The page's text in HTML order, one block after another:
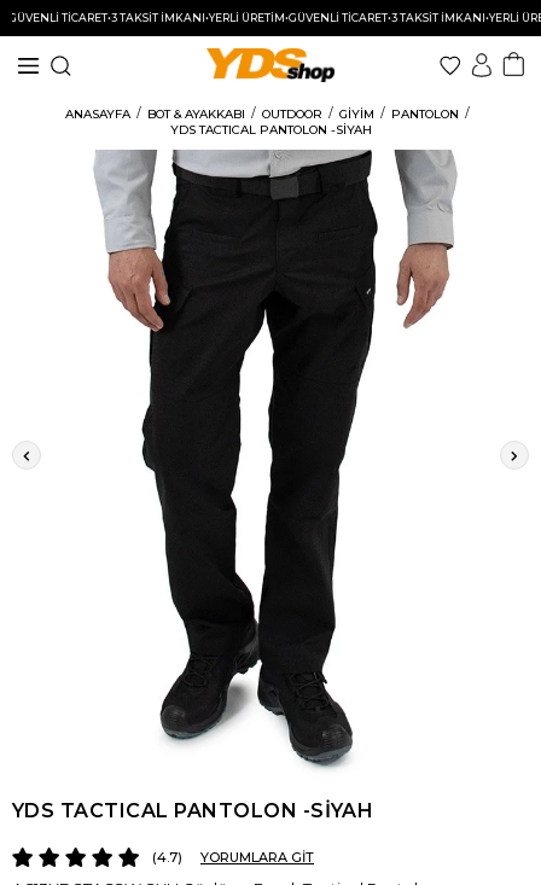
TİCARET•3 TAKSİT İMKANI•YERLİ ÜRETİM•GÜVENLİ TİCARET•3 TAKSİT İMKANI•YERLİ
ANASAYFA BOT & AYAKKABI OUTDOOR GİYİM
PANTOLON
YDS TACTICAL PANTOLON -SİYAH
YDS TACTICAL PANTOLON -SİYAH
4.7 YORUMLARA GİT